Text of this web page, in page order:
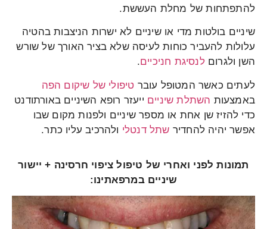
להתפתחות של מחלת העששת.
שיניים בולטות מדי או שיניים לא ישרות הניצבות בהטיה
עלולות להעביר כוחות לעיסה שלא בציר האורך של שורש
השן ולגרוםלנסיגת חניכיים.
לעתים כאשר המטופל עובר טיפולי של שיקום הפה
באמצעות השתלת שיניים ייעזר רופא השיניים באורתודנט
כדי להזיז שן אחת או מספר שיניים ולפנות מקום שבו
אפשר יהיה להחדיר שתל דנטלי ולהרכיב עליו כתר.
תמונות לפני ואחרי של טיפול ציפוי חרסינה + יישור
שיניים במרפאתינו: